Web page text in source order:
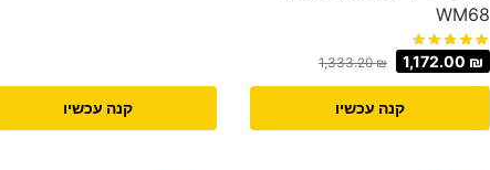
WM68
1,333.20₪ 1,172.00 ₪
קנה עכשיו קנה עכשיו